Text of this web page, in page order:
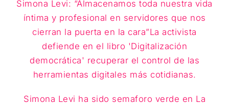
Simona Levi: “Almacenamos toda nuestra vida
íntima y profesional en servidores que nos
cierran la puerta en la cara”La activista
defiende en el libro 'Digitalización
democrática' recuperar el control de las
herramientas digitales más cotidianas.
Simona Levi ha sido semaforo verde en La